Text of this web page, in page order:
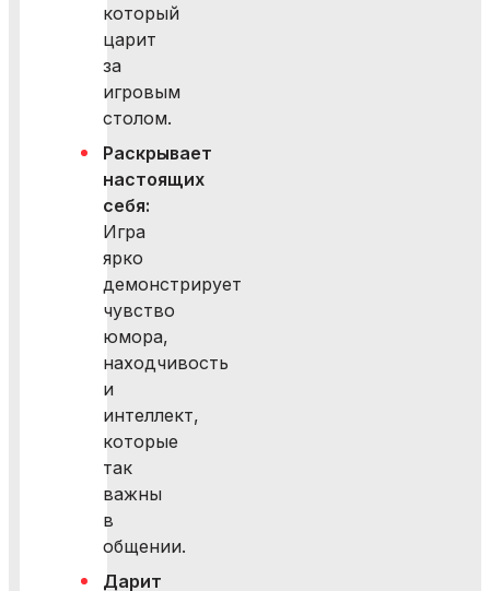
который
царит
за
игровым
столом.
Раскрывает
настоящих
себя:
Игра
ярко
демонстрирует
чувство
юмора,
находчивость
и
интеллект,
которые
так
важны
в
общении.
Дарит